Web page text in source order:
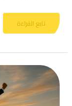
تابع القراءة
كيف
الزمن
نجاحمؤسساتناإلى
فشل؟